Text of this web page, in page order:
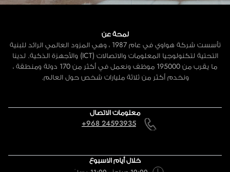
لمحة عن
تأسست شركة هواوي في عام 1987 ، وهي المزود العالمي الرائد للبنية
التحتية لتكنولوجيا المعلومات والاتصالات (ICT) والأجهزة الذكية. لدينا
ما يقرب من 195000 موظف ونعمل في أكثر من 170 دولة ومنطقة ،
ونخدم أكثر من ثلاثة مليارات شخص حول العالم.
معلومات الاتصال
+968 24593935
خلال أيام الاسبوع